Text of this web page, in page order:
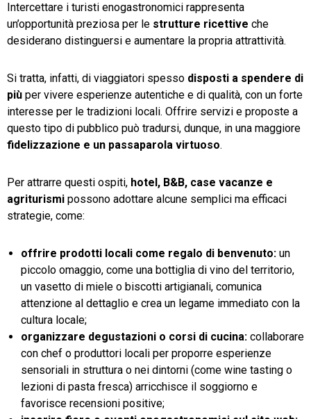
Intercettare i turisti enogastronomici rappresenta
un’opportunità preziosa per le strutture ricettive che
desiderano distinguersi e aumentare la propria attrattività.
Si tratta, infatti, di viaggiatori spesso disposti a spendere di
più per vivere esperienze autentiche e di qualità, con un forte
interesse per le tradizioni locali. Offrire servizi e proposte a
questo tipo di pubblico può tradursi, dunque, in una maggiore
fidelizzazione e un passaparola virtuoso.
Per attrarre questi ospiti, hotel, B&B, case vacanze e
agriturismi possono adottare alcune semplici ma efficaci
strategie, come:
offrire prodotti locali come regalo di benvenuto: un
piccolo omaggio, come una bottiglia di vino del territorio,
un vasetto di miele o biscotti artigianali, comunica
attenzione al dettaglio e crea un legame immediato con la
cultura locale;
organizzare degustazioni o corsi di cucina: collaborare
con chef o produttori locali per proporre esperienze
sensoriali in struttura o nei dintorni (come wine tasting o
lezioni di pasta fresca) arricchisce il soggiorno e
favorisce recensioni positive;